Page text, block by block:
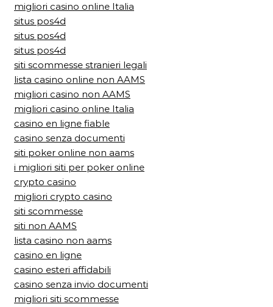
migliori casino online Italia
situs pos4d
situs pos4d
situs pos4d
siti scommesse stranieri legali
lista casino online non AAMS
migliori casino non AAMS
migliori casino online Italia
casino en ligne fiable
casino senza documenti
siti poker online non aams
i migliori siti per poker online
crypto casino
migliori crypto casino
siti scommesse
siti non AAMS
lista casino non aams
casino en ligne
casino esteri affidabili
casino senza invio documenti
migliori siti scommesse